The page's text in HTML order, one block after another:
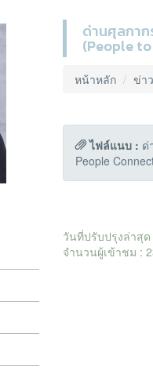
ด่านศุลกาก
(People
หน้าหลัก ข่า
ไฟล์แนบ : ด่
People
วันที่ปรับปรุงล่าสุ
จำนวนผู้เข้าชม :